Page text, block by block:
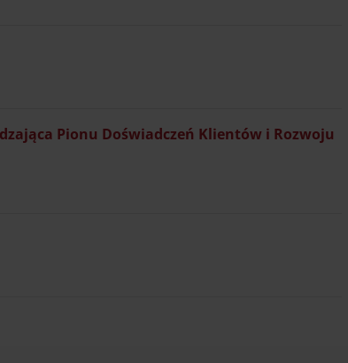
Pionu Doświadczeń Klientów i Rozwoju